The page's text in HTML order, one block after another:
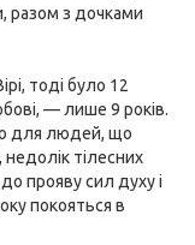
разом з дочками
тоді було 12
— лише 9 років.
для людей, що
тілесних
прояву сил духу і
покояться в